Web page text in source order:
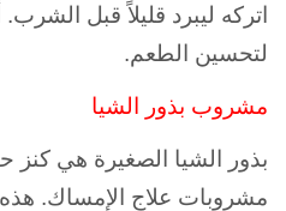
اتركه ليبرد قليلاً قبل
لتحسين الطعم.
مشروب بذور الشيا
بذور الشيا الصغيرة هي كنز
مشروبات علاج الإمساك. هذه